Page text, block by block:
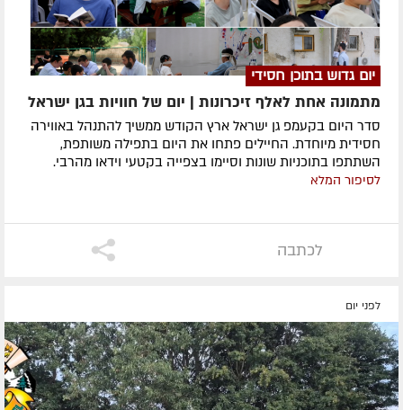
יום גדוש בתוכן חסידי
מתמונה אחת לאלף זיכרונות | יום של חוויות בגן ישראל
סדר היום בקעמפ גן ישראל ארץ הקודש ממשיך להתנהל באווירה
חסידית מיוחדת. החיילים פתחו את היום בתפילה משותפת,
השתתפו בתוכניות שונות וסיימו בצפייה בקטעי וידאו מהרבי.
לסיפור המלא
לכתבה
לפני יום